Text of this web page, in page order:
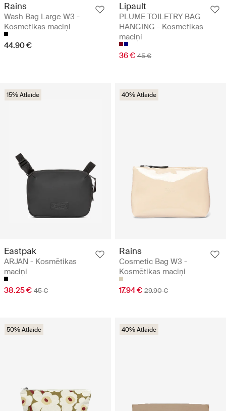
Rains
Wash Bag Large W3 -
Kosmētikas maciņi
44.90 €
Lipault
PLUME TOILETRY BAG
HANGING - Kosmētikas
maciņi
36 € 45 €
15% Atlaide
Eastpak
ARJAN - Kosmētikas
maciņi
38.25 € 45 €
40% Atlaide
Rains
Cosmetic Bag W3 -
Kosmētikas maciņi
17.94 € 29.90 €
50% Atlaide 40% Atlaide